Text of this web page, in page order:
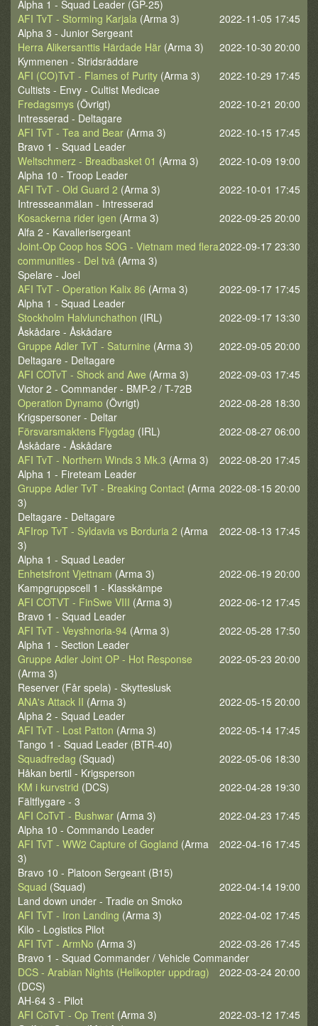
Alpha 1 - Squad Leader (GP-25)
2022-11-05 17:45
AFI TvT - Storming Karjala (Arma 3)
Alpha 3 - Junior Sergeant
2022-10-30 20:00
Herra Alikersanttis Härdade Här (Arma 3)
Kymmenen - Stridsräddare
2022-10-29 17:45
AFI (CO)TvT - Flames of Purity (Arma 3)
Cultists - Envy - Cultist Medicae
2022-10-21 20:00
Fredagsmys (Övrigt)
Intresserad - Deltagare
2022-10-15 17:45
AFI TvT - Tea and Bear (Arma 3)
Bravo 1 - Squad Leader
2022-10-09 19:00
Weltschmerz - Breadbasket 01 (Arma 3)
Alpha 10 - Troop Leader
2022-10-01 17:45
AFI TvT - Old Guard 2 (Arma 3)
Intresseanmälan - Intresserad
2022-09-25 20:00
Kosackerna rider igen (Arma 3)
Alfa 2 - Kavallerisergeant
2022-09-17 23:30
Joint-Op Coop hos SOG - Vietnam med flera
communities - Del två (Arma 3)
Spelare - Joel
2022-09-17 17:45
AFI TvT - Operation Kalix 86 (Arma 3)
Alpha 1 - Squad Leader
2022-09-17 13:30
Stockholm Halvlunchathon (IRL)
Åskådare - Åskådare
2022-09-05 20:00
Gruppe Adler TvT - Saturnine (Arma 3)
Deltagare - Deltagare
2022-09-03 17:45
AFI COTvT - Shock and Awe (Arma 3)
Victor 2 - Commander - BMP-2 / T-72B
2022-08-28 18:30
Operation Dynamo (Övrigt)
Krigspersoner - Deltar
2022-08-27 06:00
Försvarsmaktens Flygdag (IRL)
Åskådare - Åskådare
2022-08-20 17:45
AFI TvT - Northern Winds 3 Mk.3 (Arma 3)
Alpha 1 - Fireteam Leader
2022-08-15 20:00
Gruppe Adler TvT - Breaking Contact (Arma
3)
Deltagare - Deltagare
2022-08-13 17:45
AFIrop TvT - Syldavia vs Borduria 2 (Arma
3)
Alpha 1 - Squad Leader
2022-06-19 20:00
Enhetsfront Vjettnam (Arma 3)
Kampgruppscell 1 - Klasskämpe
2022-06-12 17:45
AFI COTVT - FinSwe VIII (Arma 3)
Bravo 1 - Squad Leader
2022-05-28 17:50
AFI TvT - Veyshnoria-94 (Arma 3)
Alpha 1 - Section Leader
2022-05-23 20:00
Gruppe Adler Joint OP - Hot Response
(Arma 3)
Reserver (Får spela) - Skytteslusk
2022-05-15 20:00
ANA's Attack II (Arma 3)
Alpha 2 - Squad Leader
2022-05-14 17:45
AFI TvT - Lost Patton (Arma 3)
Tango 1 - Squad Leader (BTR-40)
2022-05-06 18:30
Squadfredag (Squad)
Håkan bertil - Krigsperson
2022-04-28 19:30
KM i kurvstrid (DCS)
Fältflygare - 3
2022-04-23 17:45
AFI CoTvT - Bushwar (Arma 3)
Alpha 10 - Commando Leader
2022-04-16 17:45
AFI TvT - WW2 Capture of Gogland (Arma
3)
Bravo 10 - Platoon Sergeant (B15)
2022-04-14 19:00
Squad (Squad)
Land down under - Tradie on Smoko
2022-04-02 17:45
AFI TvT - Iron Landing (Arma 3)
Kilo - Logistics Pilot
2022-03-26 17:45
AFI TvT - ArmNo (Arma 3)
Bravo 1 - Squad Commander / Vehicle Commander
2022-03-24 20:00
DCS - Arabian Nights (Helikopter uppdrag)
(DCS)
AH-64 3 - Pilot
2022-03-12 17:45
AFI CoTvT - Op Trent (Arma 3)